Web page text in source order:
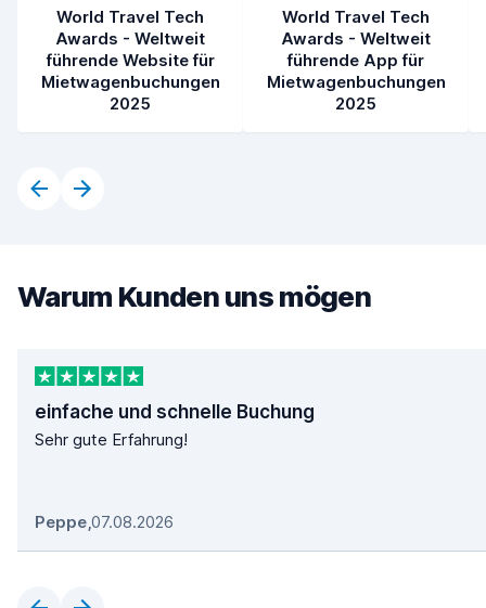
World Travel Tech
Awards - Weltweit
führende Website für
Mietwagenbuchungen
2025
World Travel Tech
Awards - Weltweit
führende App für
Mietwagenbuchungen
2025
Warum Kunden uns mögen
einfache und schnelle Buchung
Sehr gute Erfahrung!
Peppe,07.08.2026